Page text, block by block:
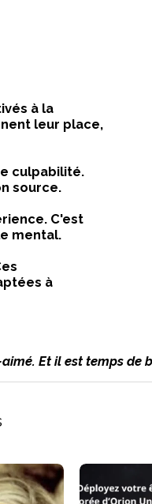
à la
leur place,
culpabilité.
source.
C'est
mental.
à
Et il est temps de